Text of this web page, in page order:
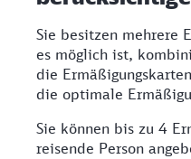
Sie besitzen mehrere
es möglich ist,
die
die optimale
Sie können bis zu 4
reisende Person